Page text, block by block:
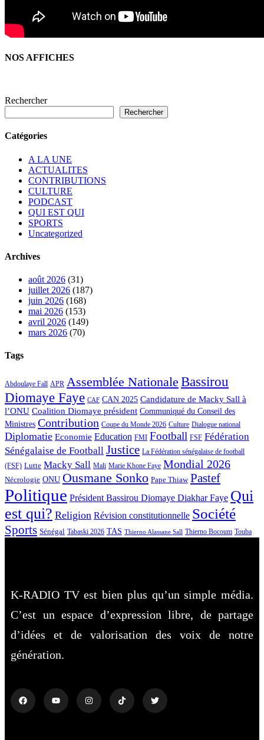
NOS AFFICHES
Rechercher
Rechercher
Catégories
A LA UNE
ACTUALITES
CONTRIBUTIONS
CULTURE
PODCAST
QUI EST QUI
SPORTS
Uncategorized
Archives
août 2026 (31)
juillet 2026 (187)
juin 2026 (168)
mai 2026 (153)
avril 2026 (149)
mars 2026 (70)
Tags
Abdoulaye Fall APR Assemblée Nationale Bassirou
Diomaye Faye CAF CAN 2025 Candidature de Macky Sall à
l’ONU Coalition Diomaye président Communiqué du Conseil des
Ministres Contribution Coupe du Monde 2026 Culture Dialogue national
Diplomatie Economie Education FMI Football FSF Fédération
Sénégalaise de Football Justice La Fédération sénégalaise de football
(FSF) Lutte Macky Sall Mali Marie Khone Faye Mondial 2026
Nécrologie ONU Ousmane Sonko Pape Thiaw Pastef
Politique Président Bassirou Diomaye Diakhar Faye Qui
est qui? Religion Révision constitutionnelle Société
Sports Sénégal Tabaski 2026 TAS Thierno Alassane Sall Thierno Bocoum Touba
K-RADIO TV est bien plus qu’un simple média.
C’est un espace d’expression libre, de partage
d’idées et de valorisation des voix de notre
génération.